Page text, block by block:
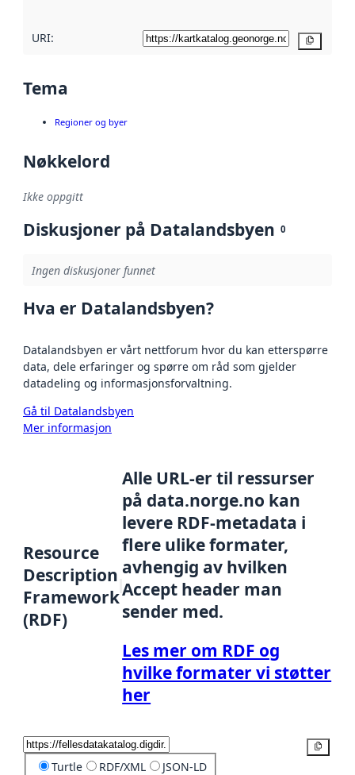
URI:
Tema
Regioner og byer
Nøkkelord
Ikke oppgitt
Diskusjoner på Datalandsbyen 0
Ingen diskusjoner funnet
Hva er Datalandsbyen?
Datalandsbyen er vårt nettforum hvor du kan etterspørre
data, dele erfaringer og spørre om råd som gjelder
datadeling og informasjonsforvaltning.
Gå til Datalandsbyen
Mer informasjon
Resource
Description
Framework
(RDF)
Alle URL-er til ressurser
på data.norge.no kan
levere RDF-metadata i
flere ulike formater,
avhengig av hvilken
Accept header man
sender med.
Les mer om RDF og
hvilke formater vi støtter
her
Turtle RDF/XML JSON-LD